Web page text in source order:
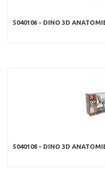
5040106 - DINO 3D
5040108 - DINO 3D